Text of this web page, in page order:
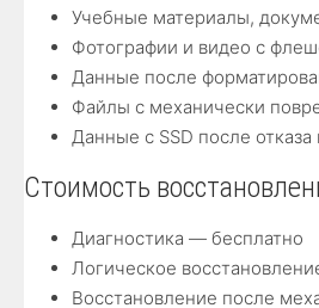
Учебные материалы,
Фотографии и видео с
Данные после
Файлы с механически
Данные с SSD после отказа
Стоимость
Диагностика — бесплатно
Логическое
Восстановление после